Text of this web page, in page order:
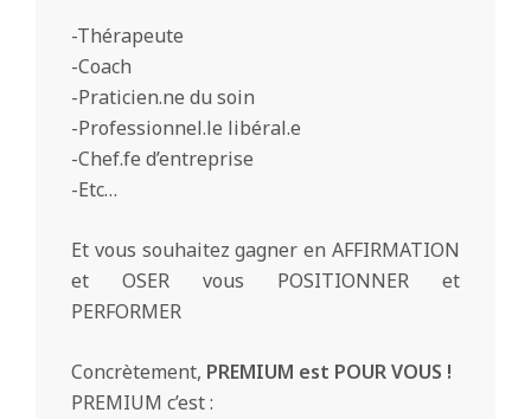
-Thérapeute
-Coach
-Praticien.ne du soin
-Professionnel.le libéral.e
-Chef.fe d’entreprise
-Etc…
Et vous souhaitez gagner en AFFIRMATION
et OSER vous POSITIONNER et
PERFORMER
Concrètement, PREMIUM est POUR VOUS !
PREMIUM c’est :